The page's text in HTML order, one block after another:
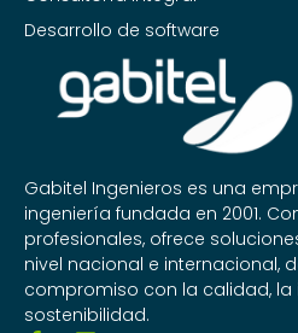
Gabitel Ingenieros es una
ingeniería fundada en 2001.
profesionales, ofrece
nivel nacional e internacional,
compromiso con la calidad, la
sostenibilidad.
Desarrollo de software